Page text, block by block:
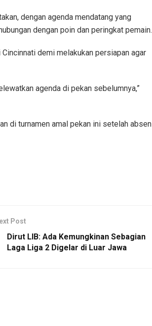
dengan agenda mendatang yang
dengan poin dan peringkat pemain.
demi melakukan persiapan agar
agenda di pekan sebelumnya,”
di turnamen amal pekan ini setelah absen
Post
Dirut LIB: Ada Kemungkinan Sebagian
Laga Liga 2 Digelar di Luar Jawa